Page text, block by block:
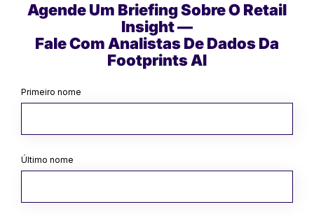
Agende Um Briefing Sobre O Retail
Insight —
Fale Com Analistas De Dados Da
Footprints AI
Primeiro nome
Último nome